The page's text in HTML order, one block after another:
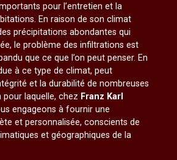
pour l’entretien et la
En raison de son climat
précipitations abondantes qui
le problème des infiltrations est
que ce que l’on peut penser. En
à ce type de climat, peut
et la durabilité de nombreuses
pour laquelle, chez Franz Karl
engageons à fournir une
et personnalisée, conscients de
et géographiques de la